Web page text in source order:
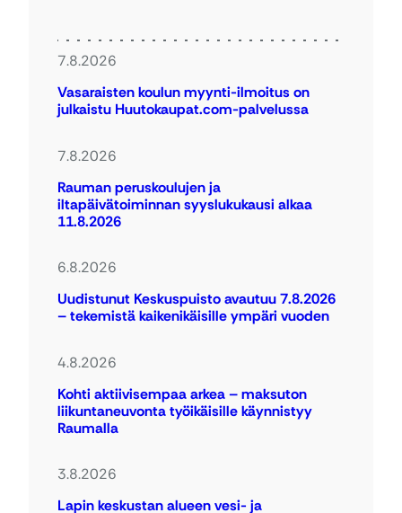
7.8.2026
Vasaraisten koulun myynti-ilmoitus on
julkaistu Huutokaupat.com-palvelussa
7.8.2026
Rauman peruskoulujen ja
iltapäivätoiminnan syyslukukausi alkaa
11.8.2026
6.8.2026
Uudistunut Keskuspuisto avautuu 7.8.2026
– tekemistä kaikenikäisille ympäri vuoden
4.8.2026
Kohti aktiivisempaa arkea – maksuton
liikuntaneuvonta työikäisille käynnistyy
Raumalla
3.8.2026
Lapin keskustan alueen vesi- ja